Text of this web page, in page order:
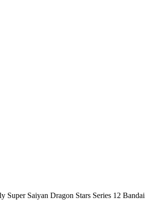
Super Saiyan Dragon Stars Series 12 Bandai